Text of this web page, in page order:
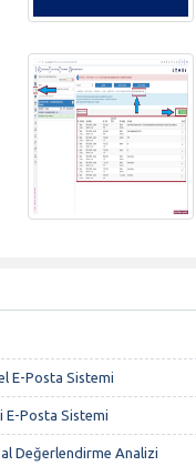
E-Posta Sistemi
E-Posta Sistemi
Değerlendirme Analizi